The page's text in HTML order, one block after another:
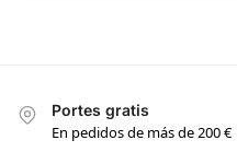
Portes gratis
En pedidos de más de 200 €